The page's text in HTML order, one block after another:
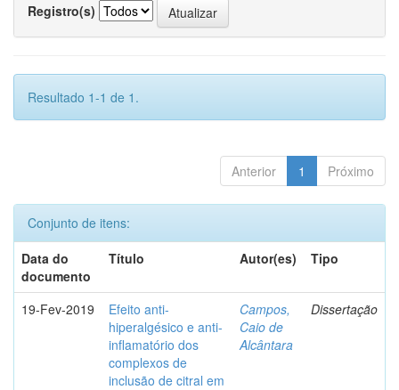
Registro(s)
Resultado 1-1 de 1.
Anterior 1 Próximo
Conjunto de itens:
Data do
documento
Título Autor(es) Tipo
19-Fev-2019
Efeito anti-
hiperalgésico e anti-
inflamatório dos
complexos de
inclusão de citral em
Campos,
Caio de
Alcântara
Dissertação